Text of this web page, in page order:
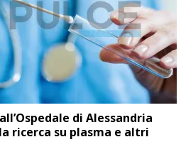
di Alessandria
ricerca su plasma e altri